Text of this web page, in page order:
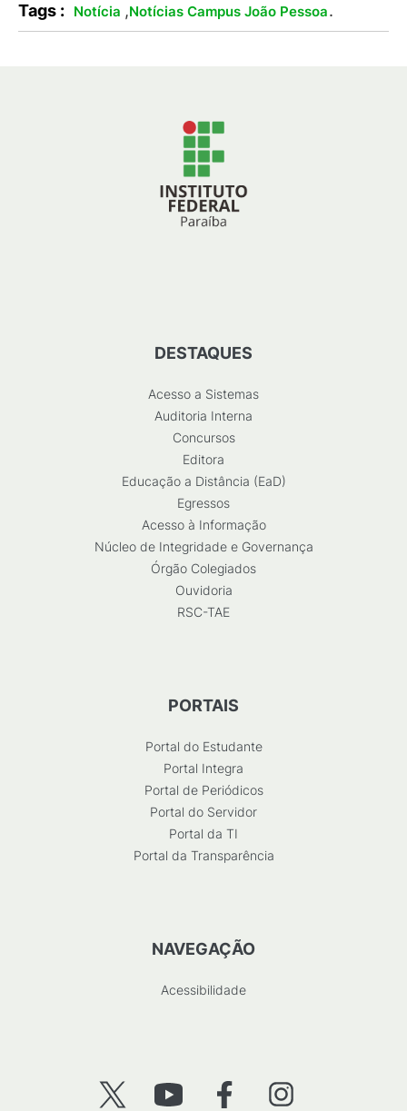
Tags : Notícia ,Notícias Campus João Pessoa.
DESTAQUES
Acesso a Sistemas
Auditoria Interna
Concursos
Editora
Educação a Distância (EaD)
Egressos
Acesso à Informação
Núcleo de Integridade e Governança
Órgão Colegiados
Ouvidoria
RSC-TAE
PORTAIS
Portal do Estudante
Portal Integra
Portal de Periódicos
Portal do Servidor
Portal da TI
Portal da Transparência
NAVEGAÇÃO
Acessibilidade